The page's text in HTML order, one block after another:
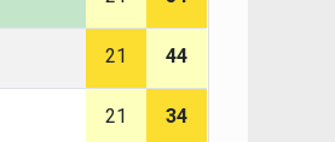
21 44
21 34